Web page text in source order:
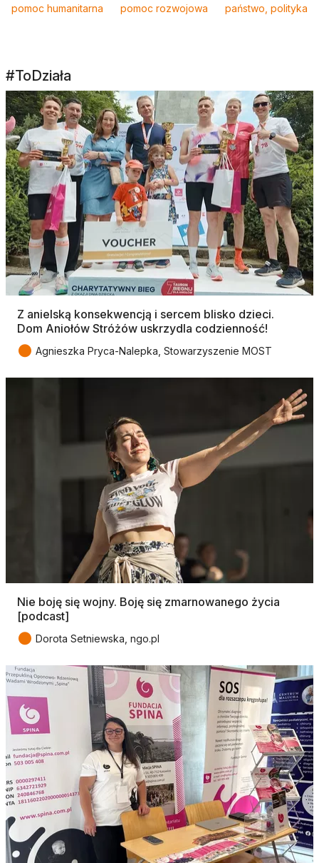
pomoc humanitarna pomoc rozwojowa państwo, polityka
#ToDziała
Z anielską konsekwencją i sercem blisko dzieci.
Dom Aniołów Stróżów uskrzydla codzienność!
● Agnieszka Pryca-Nalepka, Stowarzyszenie MOST
Nie boję się wojny. Boję się zmarnowanego życia
[podcast]
● Dorota Setniewska, ngo.pl